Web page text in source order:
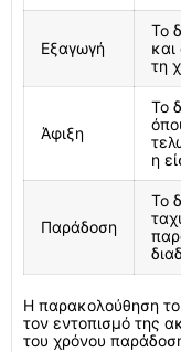
Εξαγωγή
Το
και
τη
Άφιξη
Το
η
Παράδοση
Το
Η παρακολούθηση
τον εντοπισμό της
του χρόνου